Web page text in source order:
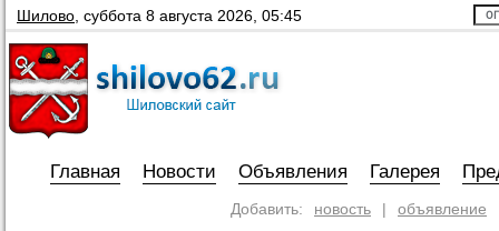
Шилово суббота 8 августа 2026, 05:45
Главная Новости Объявления Галерея
Добавить: новость | объявление